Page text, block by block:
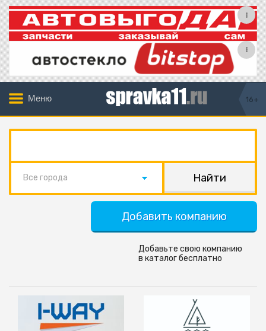
Меню 16+
Все города
Добавить компанию
Добавьте свою компанию
в каталог бесплатно